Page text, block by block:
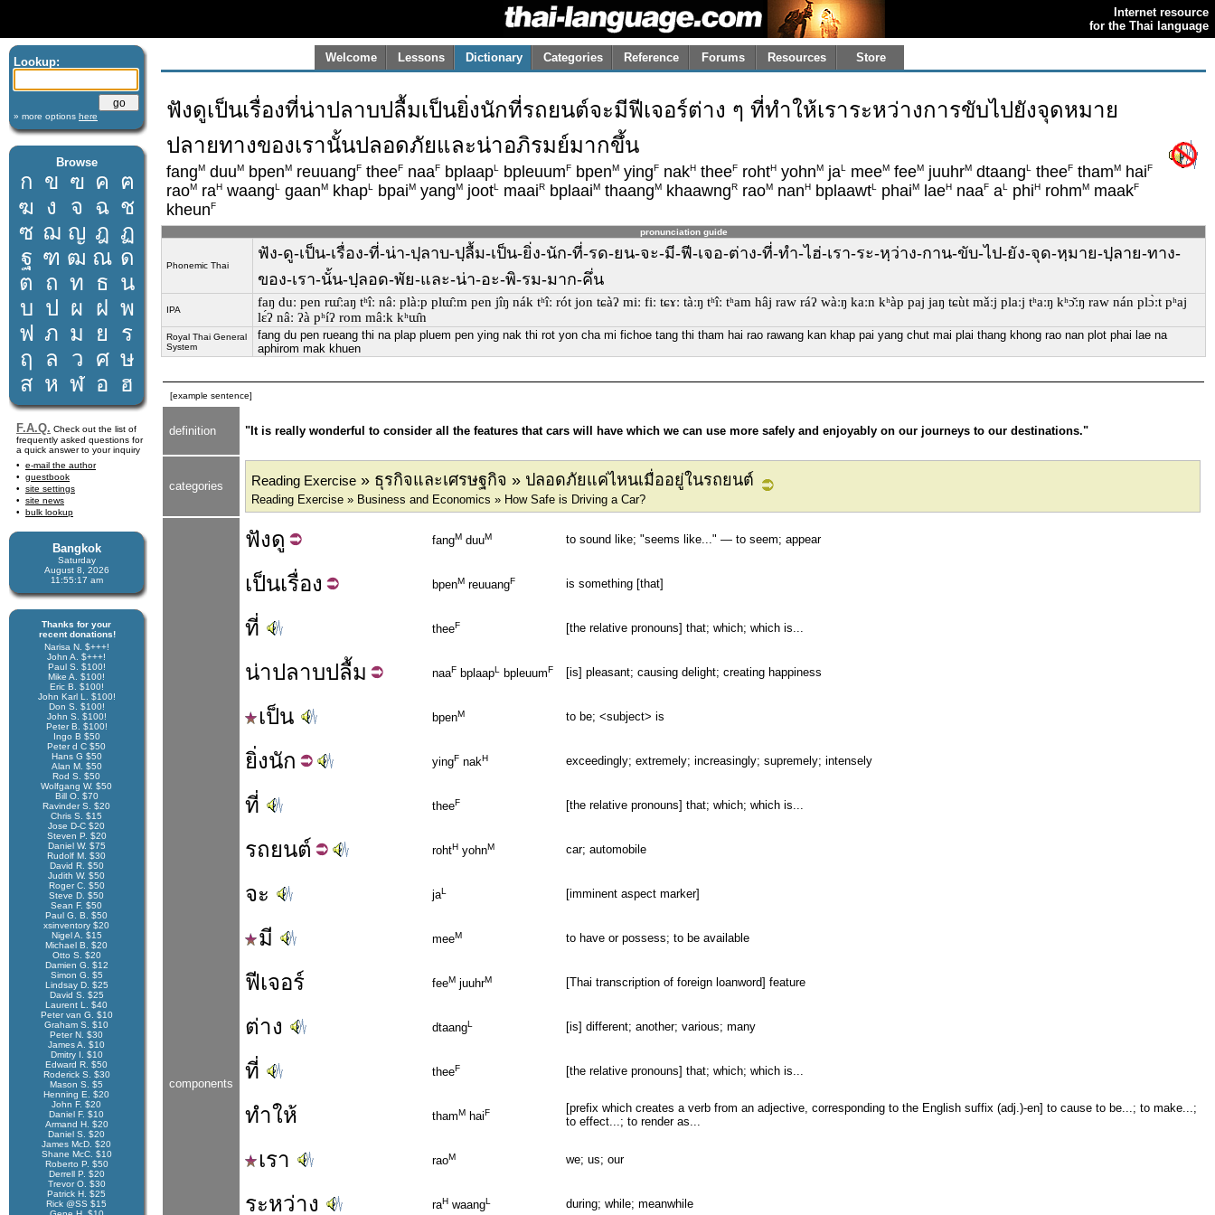
Internet resource
for the Thai language
Lookup:
» more options here
Browse
ก ข ฃ ค ฅ
ฆ ง จ ฉ ช
ซ ฌ ญ ฎ ฏ
ฐ ฑ ฒ ณ ด
ต ถ ท ธ น
บ ป ผ ฝ พ
ฟ ภ ม ย
ร
ฤ
ล ว ศ ษ
ส ห ฬ อ ฮ
F.A.Q. Check out the list of
frequently asked questions for
a quick answer to your inquiry
e-mail the author
guestbook
site settings
site news
bulk lookup
Bangkok
Saturday
August 8, 2026
11:55:17 am
Thanks for your
recent donations!
Narisa N. $+++!
John A. $+++!
Paul S. $100!
Mike A. $100!
Eric B. $100!
John Karl L. $100!
Don S. $100!
John S. $100!
Peter B. $100!
Ingo B $50
Peter d C $50
Hans G $50
Alan M. $50
Rod S. $50
Wolfgang W. $50
Bill O. $70
Ravinder S. $20
Chris S. $15
Jose D-C $20
Steven P. $20
Daniel W. $75
Rudolf M. $30
David R. $50
Judith W. $50
Roger C. $50
Steve D. $50
Sean F. $50
Paul G. B. $50
xsinventory $20
Nigel A. $15
Michael B. $20
Otto S. $20
Damien G. $12
Simon G. $5
Lindsay D. $25
David S. $25
Laurent L. $40
Peter van G. $10
Graham S. $10
Peter N. $30
James A. $10
Dmitry I. $10
Edward R. $50
Roderick S. $30
Mason S. $5
Henning E. $20
John F. $20
Daniel F. $10
Armand H. $20
Daniel S. $20
James McD. $20
Shane McC. $10
Roberto P. $50
Derrell P. $20
Trevor O. $30
Patrick H. $25
Rick @SS $15
Welcome Lessons Dictionary Categories Reference Forums Resources Store
ฟังดูเป็นเรื่องที่น่าปลาบปลื้มเป็นยิ่งนักที่รถยนต์จะมีฟีเจอร์ต่าง ๆ ที่ทำให้เราระหว่างการขับไปยังจุดหมาย
ปลายทางของเรานั้นปลอดภัยและน่าอภิรมย์มากขึ้น
fangM duuM bpenM reuuangF theeF naaF bplaapL bpleuumF bpenM yingF nakH theeF rohtH yohnM jaL meeM feeM juuhrM dtaangL theeF thamM haiF
raoM raH waangL gaanM khapL bpaiM yangM jootL maaiR bplaaiM thaangM khaawngR raoM nanH bplaawtL phaiM laeH naaF aL phiH rohmM maakF
kheunF
pronunciation guide
Phonemic Thai
ฟัง-ดู-เป็น-เรื่อง-ที่-น่า-ปฺลาบ-ปฺลื้ม-เป็น-ยิ่ง-นัก-ที่-รด-ยน-จะ-มี-ฟี-เจอ-ต่าง-ที่-ทำ-ไฮ่-เรา-ระ-หฺว่าง-กาน-ขับ-ไป-ยัง-จุด-หฺมาย-ปฺลาย-ทาง-
ของ-เรา-นั้น-ปฺลอด-พัย-และ-น่า-อะ-พิ-รม-มาก-คึ่น
IPA
faŋ duː pen rɯ̂ːaŋ tʰîː nâː plàːp plɯ̂ːm pen jîŋ nák tʰîː rót jon tɕàʔ miː fiː tɕɤː tàːŋ tʰîː tʰam hâj raw ráʔ wàːŋ kaːn kʰàp paj jaŋ tɕùt mǎːj plaːj tʰaːŋ kʰɔ̌ːŋ raw nán plɔ̀ːt pʰaj
lɛ́ʔ nâː ʔà pʰíʔ rom mâːk kʰɯ̂n
Royal Thai General
System
fang du pen rueang thi na plap pluem pen ying nak thi rot yon cha mi fichoe tang thi tham hai rao rawang kan khap pai yang chut mai plai thang khong rao nan plot phai lae na
aphirom mak khuen
[example sentence]
definition "It is really wonderful to consider all the features that cars will have which we can use more safely and enjoyably on our journeys to our destinations."
categories Reading Exercise » ธุรกิจและเศรษฐกิจ » ปลอดภัยแค่ไหนเมื่ออยู่ในรถยนต์
Reading Exercise » Business and Economics » How Safe is Driving a Car?
components
ฟังดู fangM duuM to sound like; "seems like..." — to seem; appear
เป็นเรื่อง bpenM reuuangF is something [that]
ที่ theeF [the relative pronouns] that; which; which is...
น่าปลาบปลื้ม naaF bplaapL bpleuumF [is] pleasant; causing delight; creating happiness
เป็น bpenM to be; <subject> is
ยิ่งนัก yingF nakH exceedingly; extremely; increasingly; supremely; intensely
ที่ theeF [the relative pronouns] that; which; which is...
รถยนต์ rohtH yohnM car; automobile
จะ jaL [imminent aspect marker]
มี meeM to have or possess; to be available
ฟีเจอร์ feeM juuhrM [Thai transcription of foreign loanword] feature
ต่าง dtaangL [is] different; another; various; many
ที่ theeF [the relative pronouns] that; which; which is...
ทำให้ thamM haiF
[prefix which creates a verb from an adjective, corresponding to the English suffix (adj.)-en] to cause to be...; to make...;
to effect...; to render as...
เรา raoM we; us; our
ระหว่าง raH waangL during; while; meanwhile